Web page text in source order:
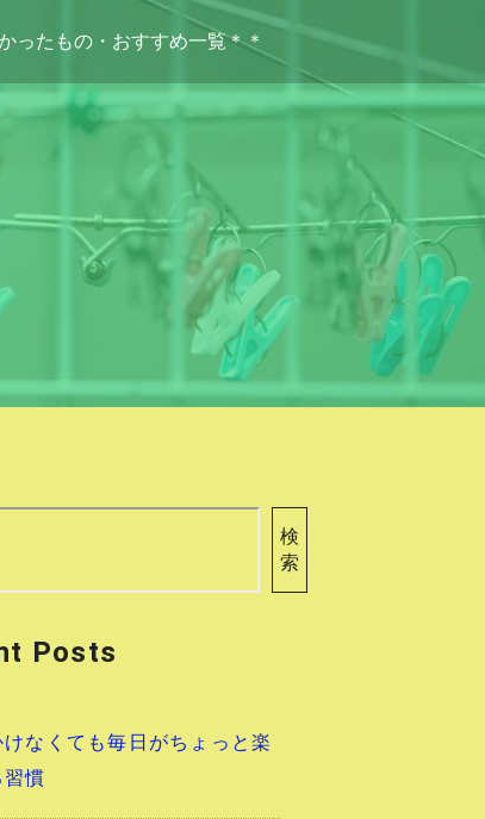
ったもの・おすすめ一覧＊＊
検
索
Posts
なくても毎日がちょっと楽
習慣